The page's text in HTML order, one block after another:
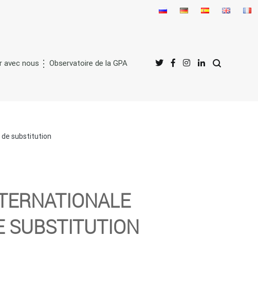
avec nous Observatoire de la GPA
de substitution
SUBSTITUTION